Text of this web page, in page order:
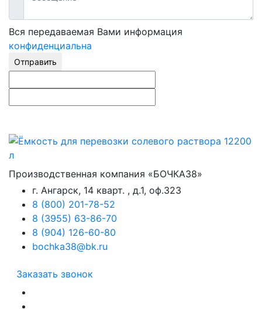
Вся передаваемая Вами информация
конфиденциальна
Отправить
Производственная компания «БОЧКА38»
г. Ангарск, 14 кварт. , д.1, оф.323
8 (800) 201-78-52
8 (3955) 63-86-70
8 (904) 126-60-80
bochka38@bk.ru
Заказать звонок